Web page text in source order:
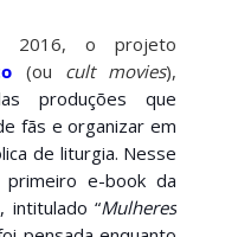
2016, o projeto
(ou cult movies),
produções que
fãs e organizar em
de liturgia. Nesse
e-book da
, intitulado “Mulheres